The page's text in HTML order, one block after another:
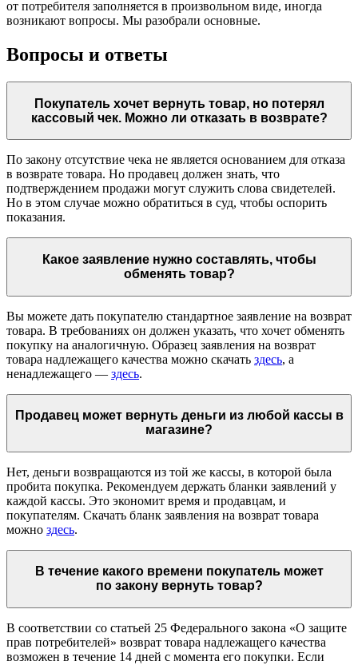
от потребителя заполняется в произвольном виде, иногда
возникают вопросы. Мы разобрали основные.
Вопросы и ответы
Покупатель хочет вернуть товар, но потерял
кассовый чек. Можно ли отказать в возврате?
По закону отсутствие чека не является основанием для отказа
в возврате товара. Но продавец должен знать, что
подтверждением продажи могут служить слова свидетелей.
Но в этом случае можно обратиться в суд, чтобы оспорить
показания.
Какое заявление нужно составлять, чтобы
обменять товар?
Вы можете дать покупателю стандартное заявление на возврат
товара. В требованиях он должен указать, что хочет обменять
покупку на аналогичную. Образец заявления на возврат
товара надлежащего качества можно скачать здесь, а
ненадлежащего — здесь.
Продавец может вернуть деньги из любой кассы в
магазине?
Нет, деньги возвращаются из той же кассы, в которой была
пробита покупка. Рекомендуем держать бланки заявлений у
каждой кассы. Это экономит время и продавцам, и
покупателям. Скачать бланк заявления на возврат товара
можно здесь.
В течение какого времени покупатель может
по закону вернуть товар?
В соответствии со статьей 25 Федерального закона «О защите
прав потребителей» возврат товара надлежащего качества
возможен в течение 14 дней с момента его покупки. Если